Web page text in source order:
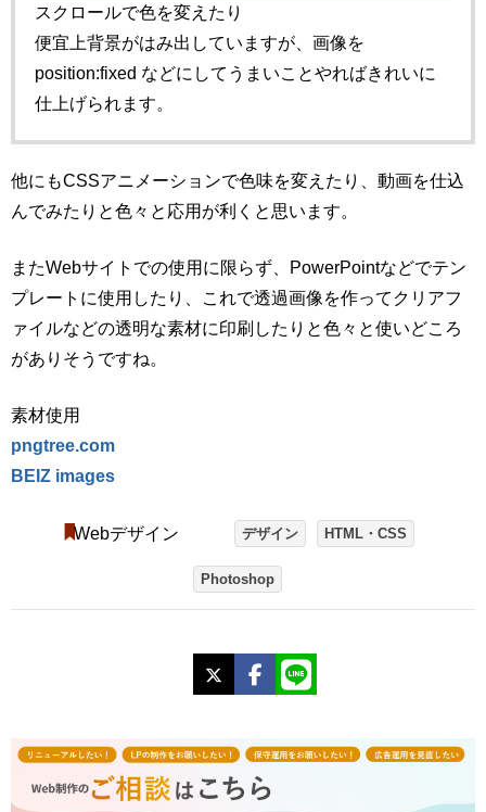
スクロールで色を変えたり
便宜上背景がはみ出していますが、画像を
position:fixed などにしてうまいことやればきれいに
仕上げられます。
他にもCSSアニメーションで色味を変えたり、動画を仕込
んでみたりと色々と応用が利くと思います。
またWebサイトでの使用に限らず、PowerPointなどでテン
プレートに使用したり、これで透過画像を作ってクリアフ
ァイルなどの透明な素材に印刷したりと色々と使いどころ
がありそうですね。
素材使用
pngtree.com
BEIZ images
Webデザイン デザイン HTML・CSS
Photoshop
Facebook